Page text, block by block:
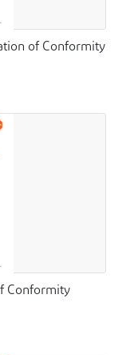
of Conformity
Conformity